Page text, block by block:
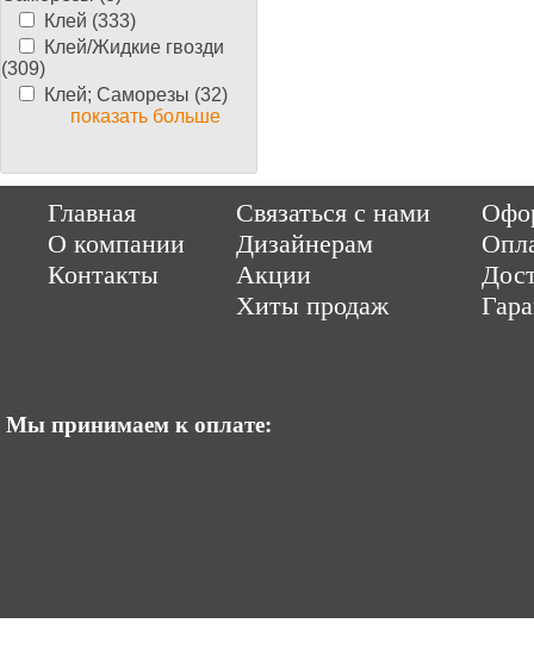
Клей (333)
Клей/Жидкие гвозди
(309)
Клей; Саморезы (32)
показать больше
Главная
О компании
Контакты
Связаться с нами
Дизайнерам
Акции
Хиты продаж
Мы принимаем к оплате:
ItCompany Продвижение сайтов by «ВзлЁт»